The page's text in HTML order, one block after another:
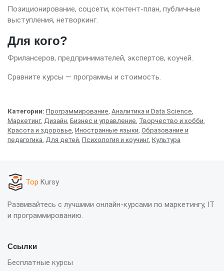
Позиционирование, соцсети, контент-план, публичные
выступления, нетворкинг.
Для кого?
Фрилансеров, предпринимателей, экспертов, коучей.
Сравните курсы — программы и стоимость.
Категории: Программирование, Аналитика и Data Science,
Маркетинг, Дизайн, Бизнес и управление, Творчество и хобби,
Красота и здоровье, Иностранные языки, Образование и
педагогика, Для детей, Психология и коучинг, Культура
Top Kursy
Развивайтесь с лучшими онлайн-курсами по маркетингу, IT
и программированию.
Ссылки
Бесплатные курсы